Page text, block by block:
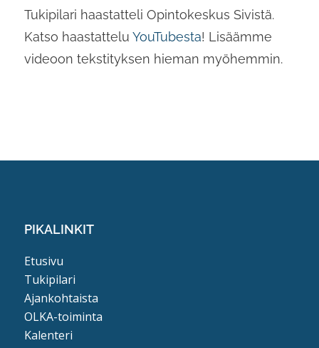
Tukipilari haastatteli Opintokeskus Sivistä.
Katso haastattelu YouTubesta! Lisäämme
videoon tekstityksen hieman myöhemmin.
PIKALINKIT
Etusivu
Tukipilari
Ajankohtaista
OLKA-toiminta
Kalenteri